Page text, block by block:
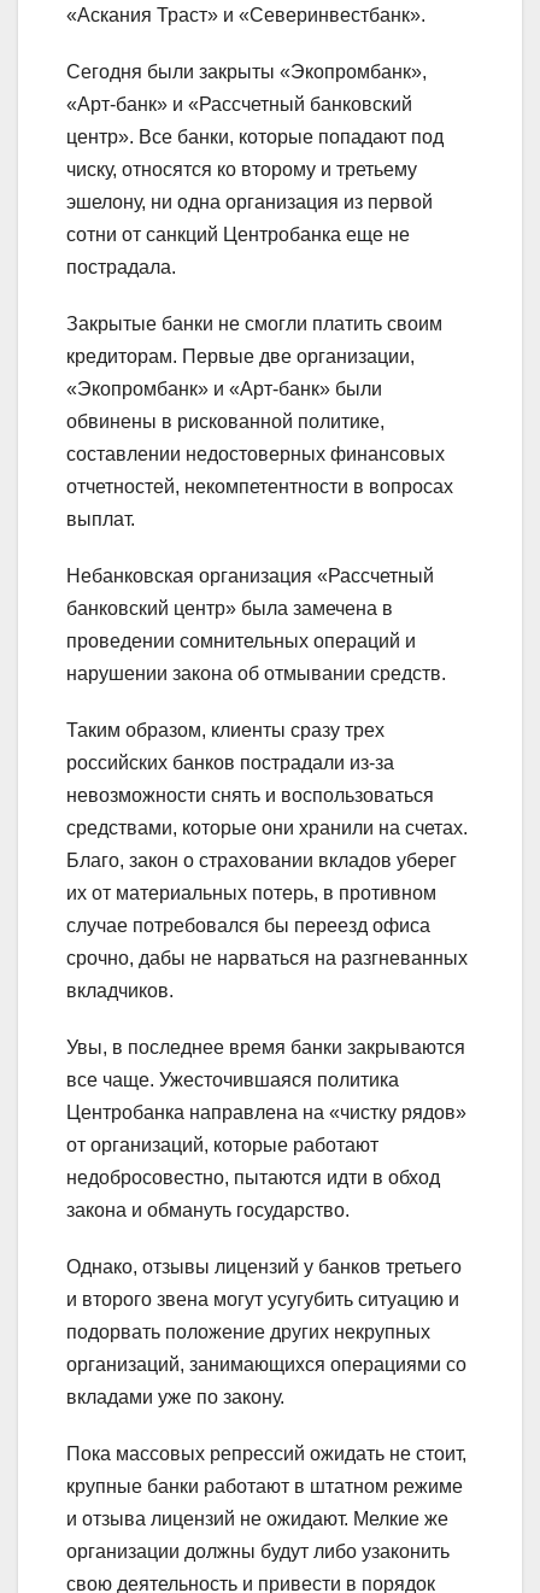
«Аскания Траст» и «Северинвестбанк».
Сегодня были закрыты «Экопромбанк»,
«Арт-банк» и «Рассчетный банковский
центр». Все банки, которые попадают под
чиску, относятся ко второму и третьему
эшелону, ни одна организация из первой
сотни от санкций Центробанка еще не
пострадала.
Закрытые банки не смогли платить своим
кредиторам. Первые две организации,
«Экопромбанк» и «Арт-банк» были
обвинены в рискованной политике,
составлении недостоверных финансовых
отчетностей, некомпетентности в вопросах
выплат.
Небанковская организация «Рассчетный
банковский центр» была замечена в
проведении сомнительных операций и
нарушении закона об отмывании средств.
Таким образом, клиенты сразу трех
российских банков пострадали из-за
невозможности снять и воспользоваться
средствами, которые они хранили на счетах.
Благо, закон о страховании вкладов уберег
их от материальных потерь, в противном
случае потребовался бы переезд офиса
срочно, дабы не нарваться на разгневанных
вкладчиков.
Увы, в последнее время банки закрываются
все чаще. Ужесточившаяся политика
Центробанка направлена на «чистку рядов»
от организаций, которые работают
недобросовестно, пытаются идти в обход
закона и обмануть государство.
Однако, отзывы лицензий у банков третьего
и второго звена могут усугубить ситуацию и
подорвать положение других некрупных
организаций, занимающихся операциями со
вкладами уже по закону.
Пока массовых репрессий ожидать не стоит,
крупные банки работают в штатном режиме
и отзыва лицензий не ожидают. Мелкие же
организации должны будут либо узаконить
свою деятельность и привести в порядок